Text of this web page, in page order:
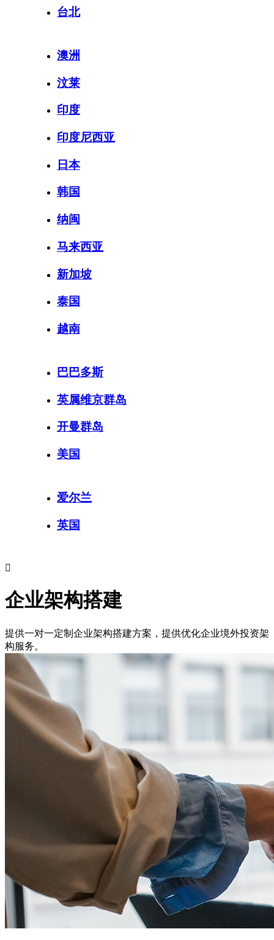
台北
澳洲
汶莱
印度
印度尼西亚
日本
韩国
纳闽
马来西亚
新加坡
泰国
越南
巴巴多斯
英属维京群岛
开曼群岛
美国
爱尔兰
英国

企业架构搭建
提供一对一定制企业架构搭建方案，提供优化企业境外投资架
构服务。